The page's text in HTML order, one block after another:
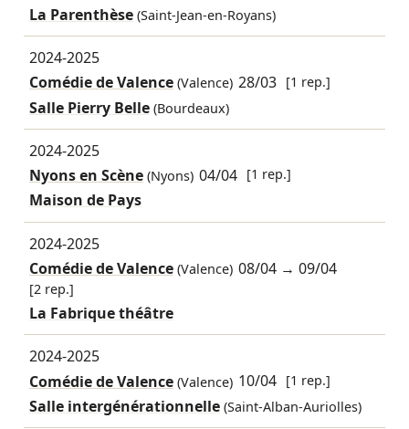
La Parenthèse (Saint-Jean-en-Royans)
2024-2025
Comédie de Valence(Valence) 28/03 [1 rep.]
Salle Pierry Belle (Bourdeaux)
2024-2025
Nyons en Scène(Nyons) 04/04 [1 rep.]
Maison de Pays
2024-2025
Comédie de Valence(Valence) 08/04 →09/04
[2 rep.]
La Fabrique théâtre
2024-2025
Comédie de Valence(Valence) 10/04 [1 rep.]
Salle intergénérationnelle (Saint-Alban-Auriolles)